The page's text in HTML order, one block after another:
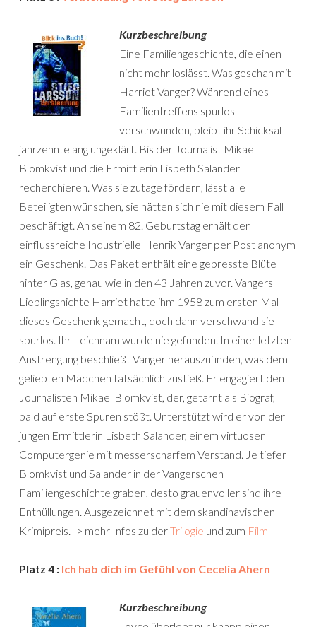
Kurzbeschreibung
Eine Familiengeschichte, die einen
nicht mehr loslässt. Was geschah mit
Harriet Vanger? Während eines
Familientreffens spurlos
verschwunden, bleibt ihr Schicksal
jahrzehntelang ungeklärt. Bis der Journalist Mikael
Blomkvist und die Ermittlerin Lisbeth Salander
recherchieren. Was sie zutage fördern, lässt alle
Beteiligten wünschen, sie hätten sich nie mit diesem Fall
beschäftigt. An seinem 82. Geburtstag erhält der
einflussreiche Industrielle Henrik Vanger per Post anonym
ein Geschenk. Das Paket enthält eine gepresste Blüte
hinter Glas, genau wie in den 43 Jahren zuvor. Vangers
Lieblingsnichte Harriet hatte ihm 1958 zum ersten Mal
dieses Geschenk gemacht, doch dann verschwand sie
spurlos. Ihr Leichnam wurde nie gefunden. In einer letzten
Anstrengung beschließt Vanger herauszufinden, was dem
geliebten Mädchen tatsächlich zustieß. Er engagiert den
Journalisten Mikael Blomkvist, der, getarnt als Biograf,
bald auf erste Spuren stößt. Unterstützt wird er von der
jungen Ermittlerin Lisbeth Salander, einem virtuosen
Computergenie mit messerscharfem Verstand. Je tiefer
Blomkvist und Salander in der Vangerschen
Familiengeschichte graben, desto grauenvoller sind ihre
Enthüllungen. Ausgezeichnet mit dem skandinavischen
Krimipreis. -> mehr Infos zu derTrilogie und zum Film
Platz 4 : Ich hab dich im Gefühl von Cecelia Ahern
Kurzbeschreibung